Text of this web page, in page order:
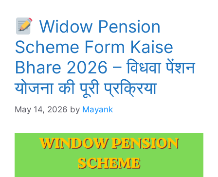
Widow Pension
Scheme Form Kaise
Bhare 2026 – विधवा पेंशन
योजना की पूरी प्रक्रिया
May 14, 2026 by Mayank